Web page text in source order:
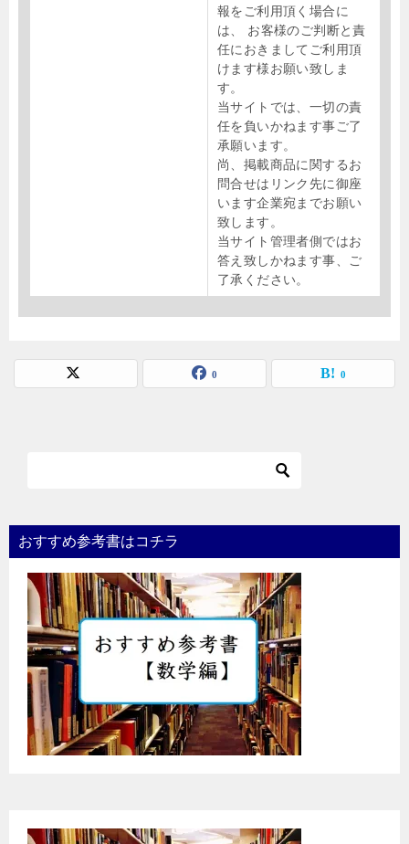
報をご利用頂く場合に
は、 お客様のご判断と責
任におきましてご利用頂
けます様お願い致しま
す。
当サイトでは、一切の責
任を負いかねます事ご了
承願います。
尚、掲載商品に関するお
問合せはリンク先に御座
います企業宛までお願い
致します。
当サイト管理者側ではお
答え致しかねます事、ご
了承ください。
0 0
おすすめ参考書はコチラ